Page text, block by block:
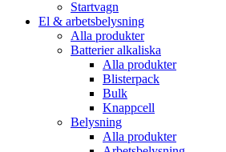
Startvagn
El & arbetsbelysning
Alla produkter
Batterier alkaliska
Alla produkter
Blisterpack
Bulk
Knappcell
Belysning
Alla produkter